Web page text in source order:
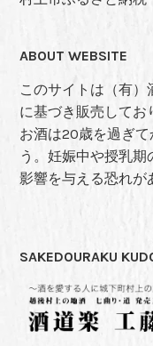
ABOUT WEBSITE
このサイトは（有
に基づき販売してお
お酒は20歳を過ぎ
う。妊娠中や授乳
影響を与える恐れが
SAKEDOURAKU